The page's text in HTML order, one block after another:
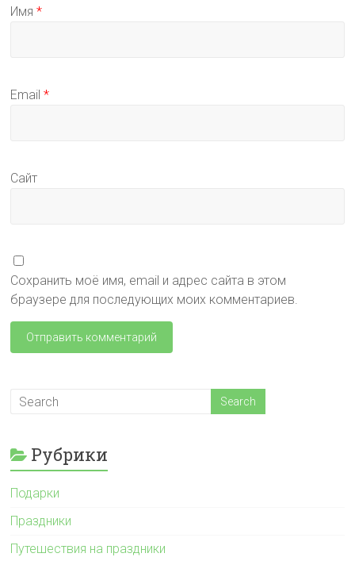
Имя*
Email*
Сайт
Сохранить моё имя, email и адрес сайта в этом
браузере для последующих моих комментариев.
Рубрики
Подарки
Праздники
Путешествия на праздники